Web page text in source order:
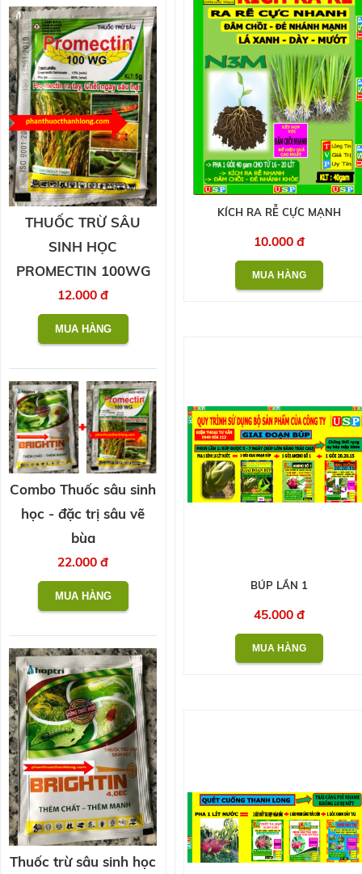
KÍCH RA RỄ CỰC MẠNH
10.000 đ
BÚP LẦN 1
45.000 đ
THUỐC TRỪ SÂU
SINH HỌC
PROMECTIN 100WG
12.000 đ
Combo Thuốc sâu sinh
học - đặc trị sâu vẽ
bùa
22.000 đ
Thuốc trừ sâu sinh học